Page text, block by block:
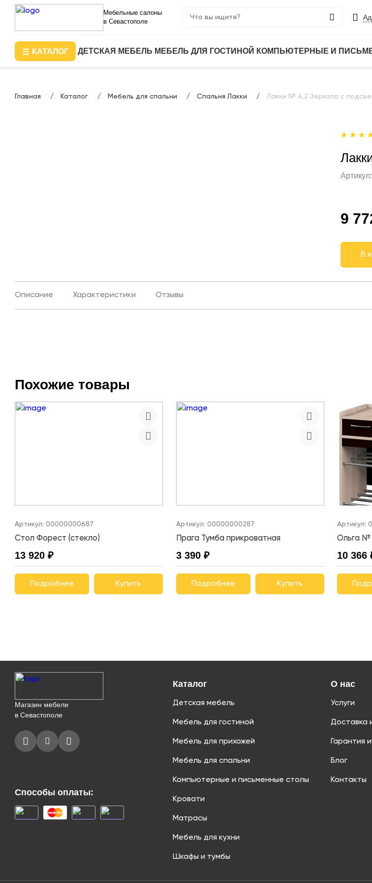
Мебельные салоны
в Севастополе
КАТАЛОГ ДЕТСКАЯ МЕБЕЛЬ МЕБЕЛЬ ДЛЯ ГОСТИНОЙ КОМПЬЮТЕРНЫЕ И
Главная Каталог Мебель для спальни Спальня Лакки Лакки № 4,2 Зеркало с
Артикул:
9
В
Описание Характеристики Отзывы
Похожие товары
Артикул: 00000000687
Стол Форест (стекло)
13 920 ₽
Подробнее Купить
Артикул: 00000000287
Прага Тумба прикроватная
3 390 ₽
Подробнее Купить
Артикул:
Ольга №
10 366
Магазин мебели
в Севастополе
Способы оплаты:
Каталог
Детская мебель
Мебель для гостиной
Мебель для прихожей
Мебель для спальни
Компьютерные и письменные столы
Кровати
Матрасы
Мебель для кухни
Шкафы и тумбы
О нас
Услуги
Доставка
Гарантия
Блог
Контакты